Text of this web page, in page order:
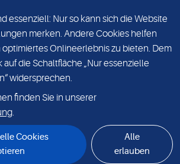
2026
GmbH & Co. KG, Mecklenburgische Straße 28,
essenziell: Nur so kann sich die Website
merken. Andere Cookies helfen
optimiertes Onlineerlebnis zu bieten. Dem
auf die Schaltfläche „Nur essenzielle
widersprechen.
finden Sie in unserer
.
Cookies
Alle
erlauben